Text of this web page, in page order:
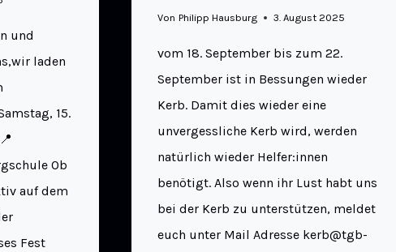
und
laden
15.
Ob
auf dem
Fest
Von Philipp Hausburg 3. August 2025
vom 18. September bis zum 22.
September ist in Bessungen wieder
Kerb. Damit dies wieder eine
unvergessliche Kerb wird, werden
natürlich wieder Helfer:innen
benötigt. Also wenn ihr Lust habt uns
bei der Kerb zu unterstützen, meldet
euch unter Mail Adresse kerb@tgb-